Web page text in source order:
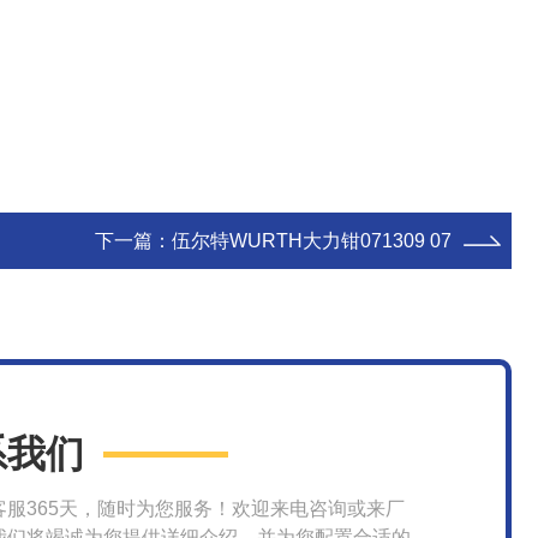
下一篇： 伍尔特WURTH大力钳071309 07
们
服365天，随时为您服务！欢迎来电咨询或来厂